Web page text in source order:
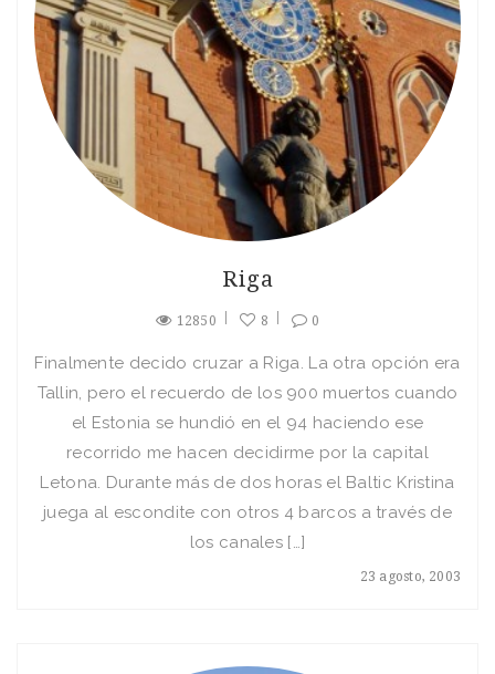
Riga
12850 8 0
23 agosto, 2003
Finalmente decido cruzar a Riga. La otra opción era
Tallin, pero el recuerdo de los 900 muertos cuando
el Estonia se hundió en el 94 haciendo ese
recorrido me hacen decidirme por la capital
Letona. Durante más de dos horas el Baltic Kristina
juega al escondite con otros 4 barcos a través de
los canales […]